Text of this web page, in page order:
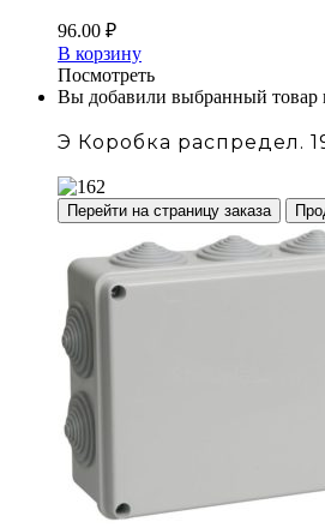
96.00 ₽
В корзину
Посмотреть
Вы добавили выбранный товар
Э Коробка распредел.
Перейти на страницу заказа